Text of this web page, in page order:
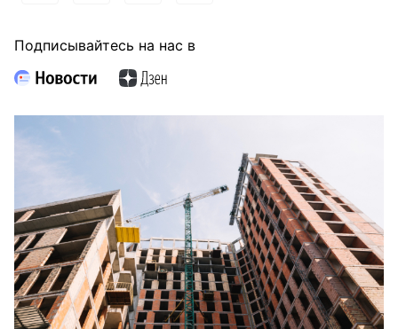
Подписывайтесь на нас в